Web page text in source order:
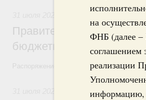
на
ФНБ (далее –
соглашением
реализации
информацию,
Бюджеты субъектов
Правительство спишет
бюджетным кредитам
Распоряжение от 29 июля 2026 года
Чрезвычайные